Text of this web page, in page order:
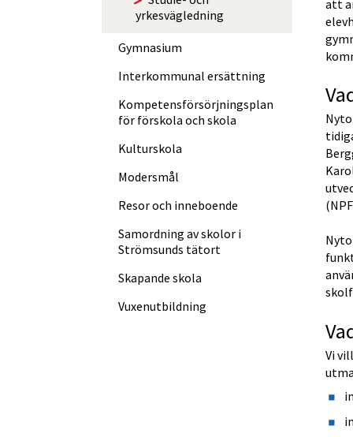
att
Vi
yrkesvägledning
Gymnasium
Interkommunal ersättning
Kompetens­försörjningsplan
för förskola och skola
Kulturskola
Modersmål
Resor och inneboende
Samordning av skolor i
Strömsunds tätort
Skapande skola
Vuxen­utbildning